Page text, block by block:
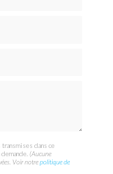
dans ce
(Aucune
Voir notrepolitique de